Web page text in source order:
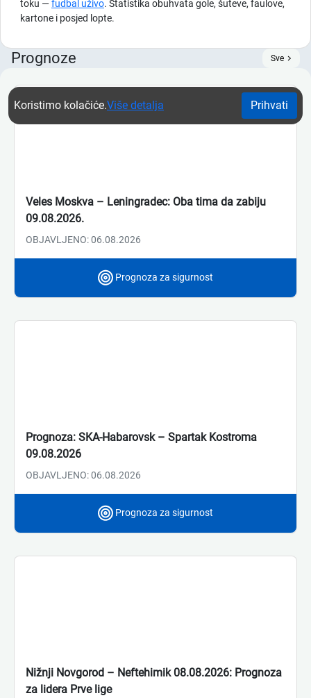
toku —fudbal uživo. Statistika obuhvata gole, šuteve, faulove,
kartone i posjed lopte.
Prognoze Sve
Veles Moskva – Leningradec: Oba tima da zabiju
09.08.2026.
OBJAVLJENO: 06.08.2026
Prognoza za sigurnost
Prognoza: SKA-Habarovsk – Spartak Kostroma
09.08.2026
OBJAVLJENO: 06.08.2026
Prognoza za sigurnost
Nižnji Novgorod – Neftehimik 08.08.2026: Prognoza
za lidera Prve lige
Koristimo kolačiće.Više detalja Prihvati